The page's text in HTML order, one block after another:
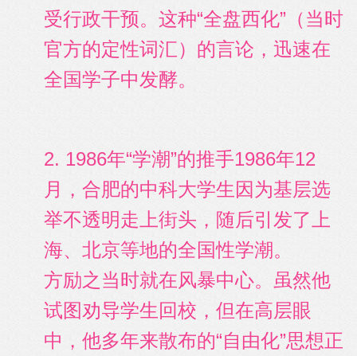
受行政干预。这种“全盘西化”（当时
官方的定性词汇）的言论，迅速在
全国学子中发酵。
2. 1986年“学潮”的推手1986年12
月，合肥的中科大学生因为基层选
举不透明走上街头，随后引发了上
海、北京等地的全国性学潮。
方励之当时就在风暴中心。虽然他
试图劝导学生回校，但在高层眼
中，他多年来散布的“自由化”思想正